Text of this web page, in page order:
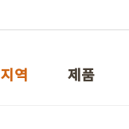
지역 제품